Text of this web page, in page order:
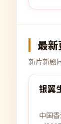
最
新片新剧
最新
银翼
中国